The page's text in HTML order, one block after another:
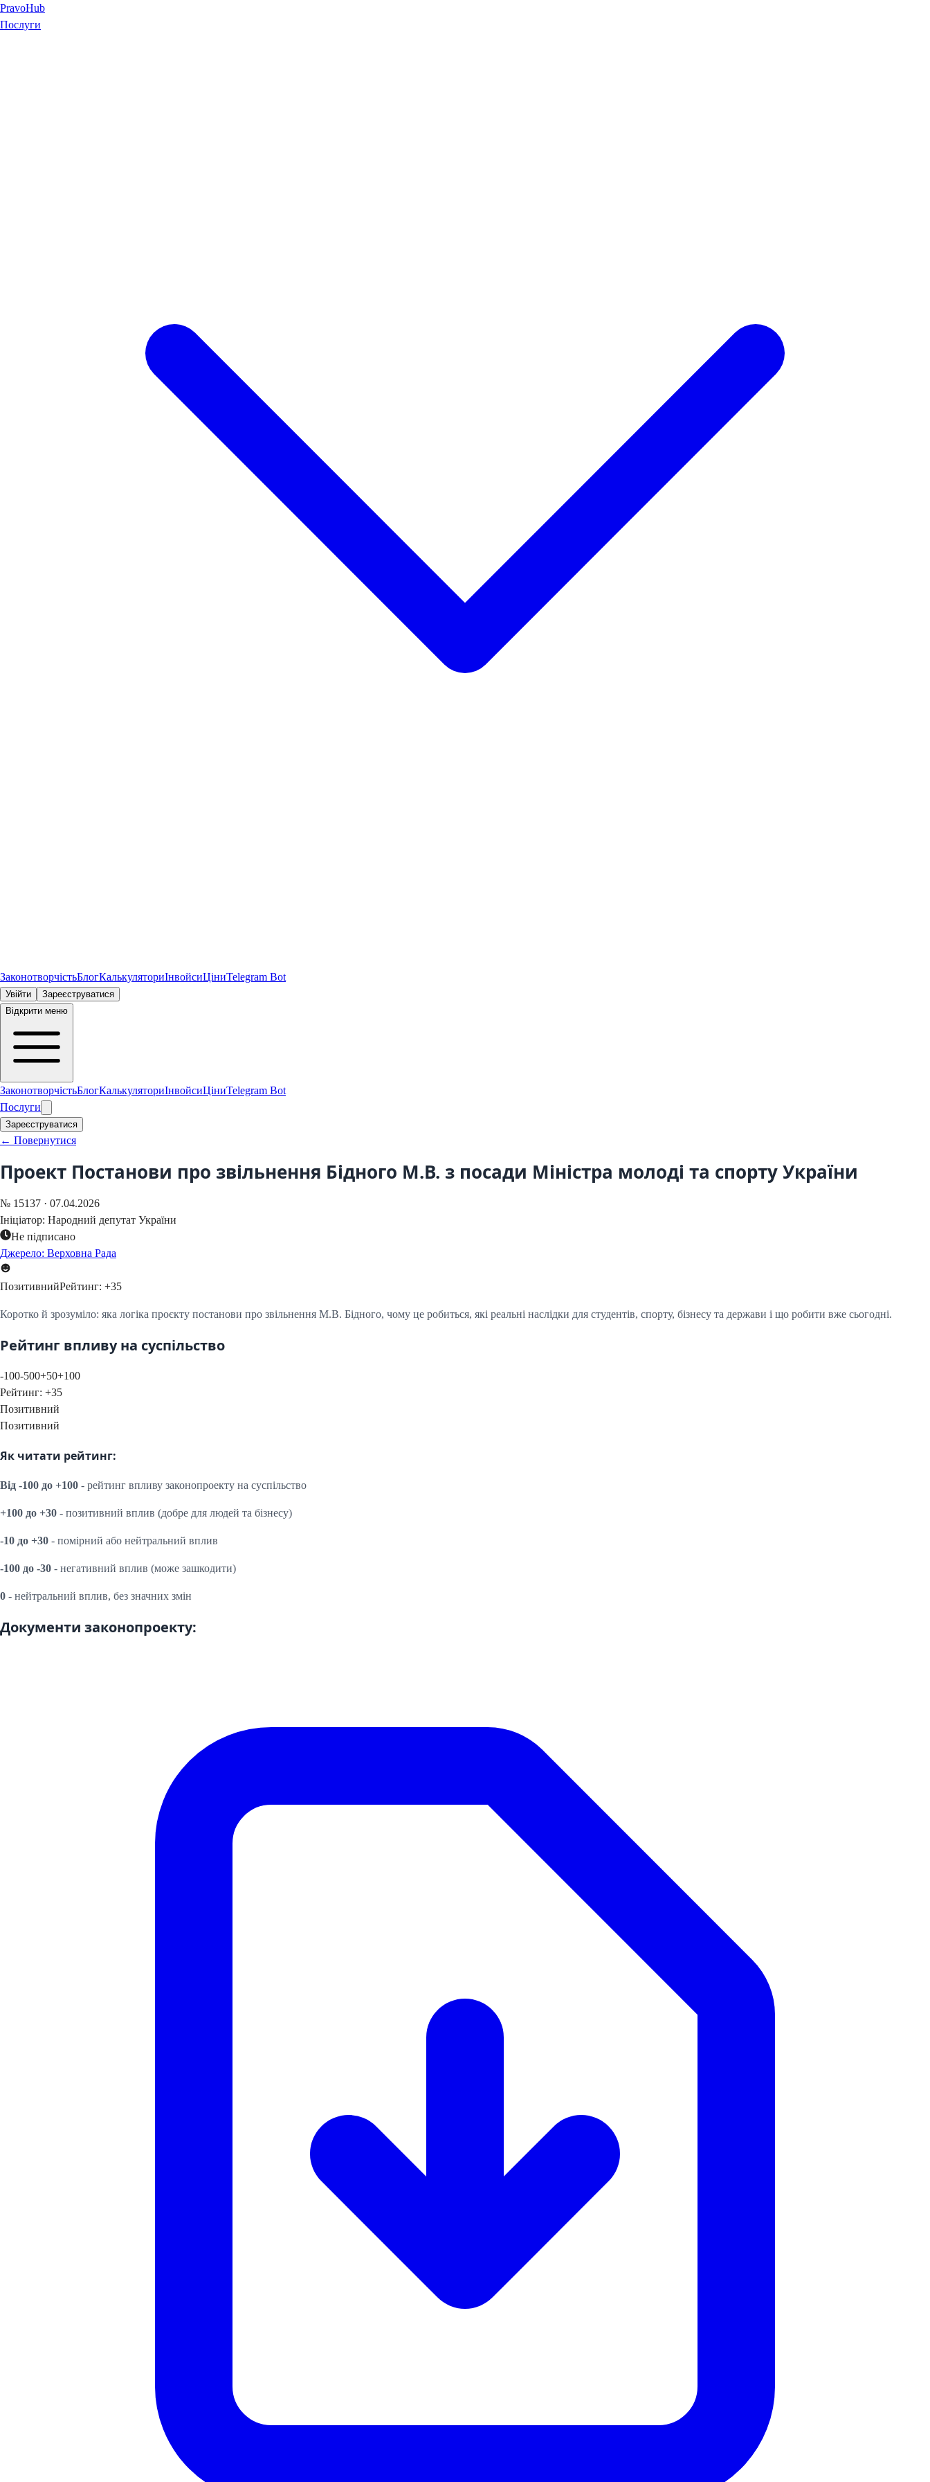
PravoHub
Послуги
ЗаконотворчістьБлогКалькуляториІнвойсиЦіниTelegram Bot
Увійти
Зареєструватися
Відкрити меню
ЗаконотворчістьБлогКалькуляториІнвойсиЦіниTelegram Bot
Послуги
Зареєструватися
← Повернутися
Проект Постанови про звільнення Бідного М.В. з посади Міністра молоді та спорту України
№ 15137 · 07.04.2026
Ініціатор: Народний депутат України
Не підписано
Джерело: Верховна Рада
ПозитивнийРейтинг: +35
Коротко й зрозуміло: яка логіка проєкту постанови про звільнення М.В. Бідного, чому це робиться, які реальні наслідки для студентів, спорту, бізнесу та держави і що робити вже сьогодні.
Рейтинг впливу на суспільство
-100-500+50+100
Рейтинг: +35
Позитивний
Позитивний
Як читати рейтинг:
Від -100 до +100 - рейтинг впливу законопроекту на суспільство
+100 до +30 - позитивний вплив (добре для людей та бізнесу)
-10 до +30 - помірний або нейтральний вплив
-100 до -30 - негативний вплив (може зашкодити)
0 - нейтральний вплив, без значних змін
Документи законопроекту: